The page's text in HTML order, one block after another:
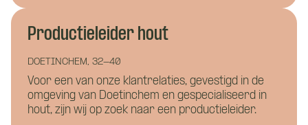
Productieleider hout
DOETINCHEM, 32-40
Voor een van onze klantrelaties, gevestigd in de
omgeving van Doetinchem en gespecialiseerd in
hout, zijn wij op zoek naar een productieleider.